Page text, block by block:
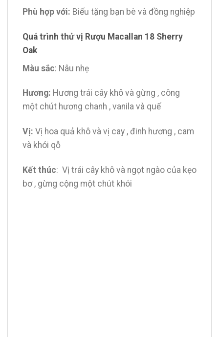
Phù hợp với: Biếu tặng bạn bè và đồng nghiệp
Quá trình thử vị Rượu Macallan 18 Sherry
Oak
Màu sắc: Nâu nhẹ
Hương: Hương trái cây khô và gừng , công
một chút hương chanh , vanila và quế
Vị: Vị hoa quả khô và vị cay , đinh hương , cam
và khói qỗ
Kết thúc: Vị trái cây khô và ngọt ngào của kẹo
bơ , gừng cộng một chút khói